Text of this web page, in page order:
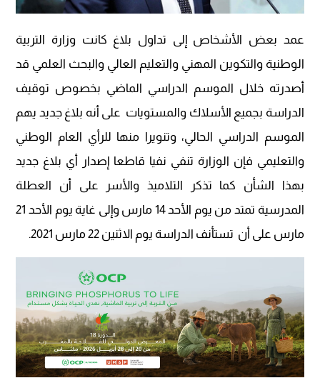
عمد بعض الأشخاص إلى تداول بلاغ كانت وزارة التربية
الوطنية والتكوين المهني والتعليم العالي والبحث العلمي قد
أصدرته خلال الموسم الدراسي الماضي بخصوص توقيف
الدراسة بجميع الأسلاك والمستويات على أنه بلاغ جديد يهم
الموسم الدراسي الحالي، وتنويرا منها للرأي العام الوطني
والتعليمي فإن الوزارة تنفي نفيا قاطعا إصدار أي بلاغ جديد
بهذا الشأن كما تذكر التلاميذ والأسر على أن العطلة
المدرسية تمتد من يوم الأحد 14 مارس وإلى غاية يوم الأحد 21
مارس على أن تستأنف الدراسة يوم الاثنين 22 مارس 2021.